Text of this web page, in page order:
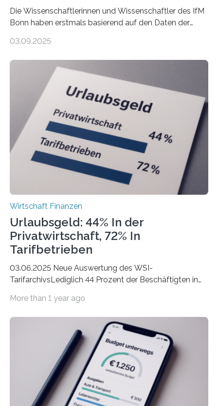
Die Wissenschaftlerinnen und Wissenschaftler des IfM
Bonn haben erstmals basierend auf den Daten der
Landkreise mit den meisten Gründungen von
ist demnach Berlin. Betrachtet man nur die Gründungen
der Freiberuflerinnen, so liegt Leipzig an der Spitze. In
Berlin starteten in 2024 die meisten Personen in eine
eigene freiberufliche Existenz, dahinter folgten die
Städte Hamburg, München und Köln. Betrachtet man
hingegen die Existenzgründungsintensität – die Anzahl
der freiberuflichen Gründungen je…
03.09.2025
Wirtschaft Finanzen
Urlaubsgeld: 44% In der
Privatwirtschaft, 72% In
Tarifbetrieben
03.06.2025 Neue Auswertung des WSI-
TarifarchivsLediglich 44 Prozent der Beschäftigten in
tarifgebundenen Betrieben ist der Anteil mit 72 Prozent
Unterkünfte fast überall deutlich teurer geworden. Für
viele Beschäftigte ist deshalb das zumeist im Juni oder
Juli ausgezahlte Urlaubsgeld ein wichtiger Faktor, um
sich den wohlverdienten Jahresurlaub leisten zu
können. Allerdings erhält mit 44 Prozent noch nicht
einmal die Hälfte aller Beschäftigten in der
Privatwirtschaft Urlaubsgeld. Zu diesem…
More than 1 year ago